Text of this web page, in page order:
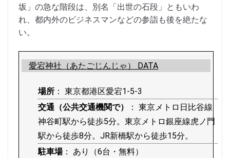
坂」の急な階段は、別名「出世の石段」ともいわ
れ、都内外のビジネスマンなどの参詣も後を絶たな
い。
愛宕神社（あたごじんじゃ） DATA
場所 ： 東京都港区愛宕1-5-3
交通（公共交通機関で）
： 東京メトロ日比谷線
神谷町駅から徒歩5分。東京メトロ銀座線虎ノ門
駅から徒歩8分。JR新橋駅から徒歩15分。
駐車場： あり（6台・無料）